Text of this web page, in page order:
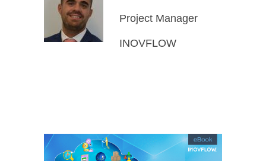
Project Manager
INOVFLOW